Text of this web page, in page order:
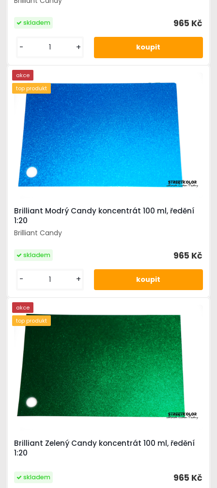
965 Kč
skladem
- +
Brilliant Modrý Candy koncentrát 100 ml, ředění
1:20
Brilliant Candy
965 Kč
skladem
- +
akce
top produkt
Brilliant Zelený Candy koncentrát 100 ml, ředění
1:20
965 Kč
skladem
akce
top produkt